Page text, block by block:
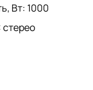
Вт: 1000
стерео